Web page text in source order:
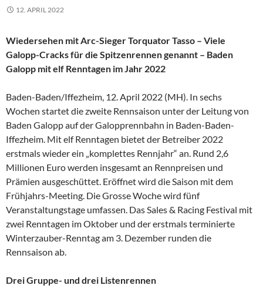
12. APRIL 2022
Wiedersehen mit Arc-Sieger Torquator Tasso – Viele
Galopp-Cracks für die Spitzenrennen genannt – Baden
Galopp mit elf Renntagen im Jahr 2022
Baden-Baden/Iffezheim, 12. April 2022 (MH). In sechs
Wochen startet die zweite Rennsaison unter der Leitung von
Baden Galopp auf der Galopprennbahn in Baden-Baden-
Iffezheim. Mit elf Renntagen bietet der Betreiber 2022
erstmals wieder ein „komplettes Rennjahr“ an. Rund 2,6
Millionen Euro werden insgesamt an Rennpreisen und
Prämien ausgeschüttet. Eröffnet wird die Saison mit dem
Frühjahrs-Meeting. Die Grosse Woche wird fünf
Veranstaltungstage umfassen. Das Sales & Racing Festival mit
zwei Renntagen im Oktober und der erstmals terminierte
Winterzauber-Renntag am 3. Dezember runden die
Rennsaison ab.
Drei Gruppe- und drei Listenrennen